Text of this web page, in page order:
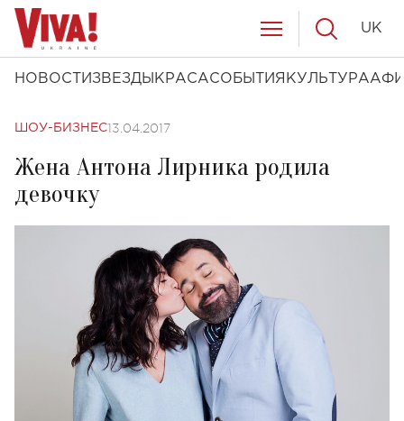
НОВОСТИ ЗВЕЗДЫ КРАСАСОБЫТИЯ КУЛЬТУРА
UK
ШОУ-БИЗНЕС13.04.2017
Жена Антона Лирника родила
девочку